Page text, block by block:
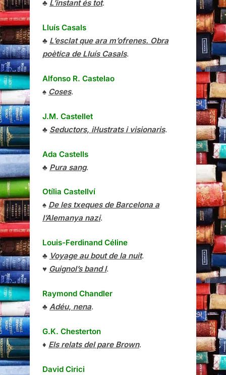
♣ L’instant és tot.
Lluís Casals
♣ L’esclat que ara m’ofrenes. Obra
poètica de Lluís Casals.
Alfonso R. Castelao
♠ Coses.
J.M. Castellet
♣ Seductors, il·lustrats i visionaris.
Ada Castells
♣ Pura sang.
Otília Castellví
♠ De les txeques de Barcelona a
l’Alemanya nazi.
Louis-Ferdinand Céline
♣ Voyage au bout de la nuit.
♥ Guignol’s band I.
Raymond Chandler
♣ Adéu, nena.
G.K. Chesterton
♦ Els relats del pare Brown.
David Cirici